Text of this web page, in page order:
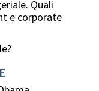
Quali
e corporate